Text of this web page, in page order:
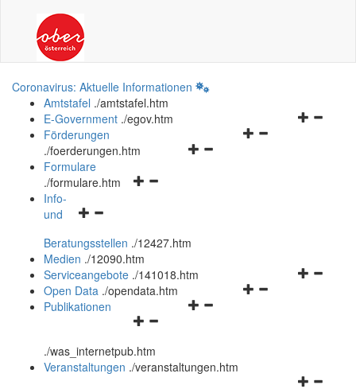
Coronavirus: Aktuelle Informationen
Amtstafel ./amtstafel.htm
Navigationsmenü
E-Government ./egov.htm
Navigationsmenü
Förderungen
./foerderungen.htm
Navigationsmenü
Formulare
./formulare.htm
Navigationsmenü
und
schließen
Info-
und
Beratungsstellen ./12427.htm
Medien ./12090.htm
Navigationsmenü
Serviceangebote ./141018.htm
Navigationsmenü
Open Data ./opendata.htm
Navigationsmenü
und
schließen
Publikationen
./was_internetpub.htm
Veranstaltungen ./veranstaltungen.htm